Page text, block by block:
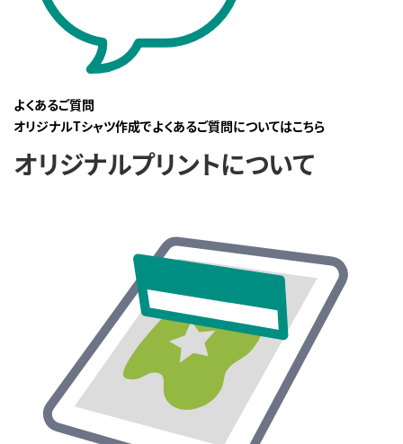
よくあるご質問
オリジナルTシャツ作成でよくあるご質問についてはこちら
オリジナルプリントについて